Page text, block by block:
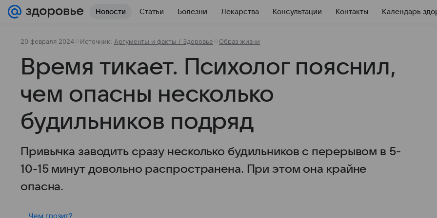
Новости Статьи Болезни Лекарства Консультации Контакты Календарь
20 февраля 2024 Источник: Аргументы и факты / Здоровье Образ жизни
Время тикает. Психолог пояснил,
чем опасны несколько
будильников подряд
Привычка заводить сразу несколько будильников с перерывом в 5-
10-15 минут довольно распространена. При этом она крайне
опасна.
Чем грозит?